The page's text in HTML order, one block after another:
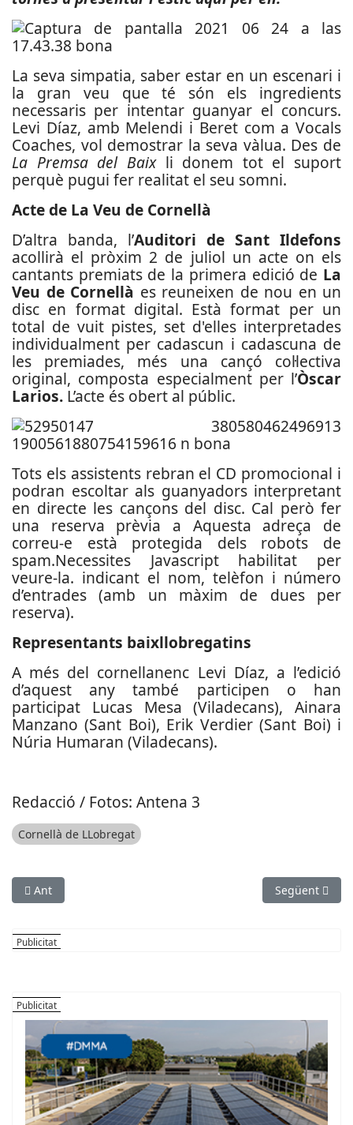
La seva simpatia, saber estar en un escenari i
la gran veu que té són els ingredients
necessaris per intentar guanyar el concurs.
Levi Díaz, amb Melendi i Beret com a Vocals
Coaches, vol demostrar la seva vàlua. Des de
La Premsa del Baix li donem tot el suport
perquè pugui fer realitat el seu somni.
Acte de La Veu de Cornellà
D’altra banda, l’Auditori de Sant Ildefons
acollirà el pròxim 2 de juliol un acte on els
cantants premiats de la primera edició de La
Veu de Cornellà es reuneixen de nou en un
disc en format digital. Està format per un
total de vuit pistes, set d'elles interpretades
individualment per cadascun i cadascuna de
les premiades, més una cançó col·lectiva
original, composta especialment per l’Òscar
Larios. L’acte és obert al públic.
Tots els assistents rebran el CD promocional i
podran escoltar als guanyadors interpretant
en directe les cançons del disc. Cal però fer
una reserva prèvia a Aquesta adreça de
correu-e està protegida dels robots de
spam.Necessites Javascript habilitat per
veure-la. indicant el nom, telèfon i número
d’entrades (amb un màxim de dues per
reserva).
Representants baixllobregatins
A més del cornellanenc Levi Díaz, a l’edició
d’aquest any també participen o han
participat Lucas Mesa (Viladecans), Ainara
Manzano (Sant Boi), Erik Verdier (Sant Boi) i
Núria Humaran (Viladecans).
Redacció / Fotos: Antena 3
Cornellà de LLobregat
Article anterior: Marta Mas publica un llibre de fotografies
Ant Article
Següent